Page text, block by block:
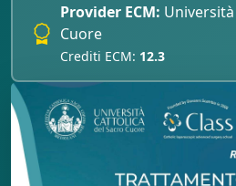
Provider ECM:
Cuore
Crediti ECM: 12.3